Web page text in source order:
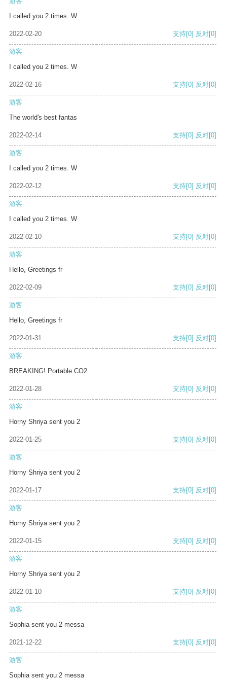
I called you 2 times. W
2022-02-20 支持[0] 反对[0]
游客
I called you 2 times. W
2022-02-16 支持[0] 反对[0]
游客
The world's best fantas
2022-02-14 支持[0] 反对[0]
游客
I called you 2 times. W
2022-02-12 支持[0] 反对[0]
游客
I called you 2 times. W
2022-02-10 支持[0] 反对[0]
游客
Hello, Greetings fr
2022-02-09 支持[0] 反对[0]
游客
Hello, Greetings fr
2022-01-31 支持[0] 反对[0]
游客
BREAKING! Portable CO2
2022-01-28 支持[0] 反对[0]
游客
Horny Shriya sent you 2
2022-01-25 支持[0] 反对[0]
游客
Horny Shriya sent you 2
2022-01-17 支持[0] 反对[0]
游客
Horny Shriya sent you 2
2022-01-15 支持[0] 反对[0]
游客
Horny Shriya sent you 2
2022-01-10 支持[0] 反对[0]
游客
Sophia sent you 2 messa
2021-12-22 支持[0] 反对[0]
游客
Sophia sent you 2 messa